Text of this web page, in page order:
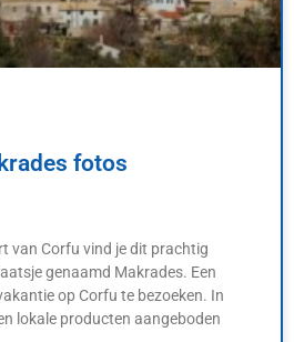
fotos
van Corfu vind je dit prachtig
genaamd Makrades. Een
op Corfu te bezoeken. In
lokale producten aangeboden